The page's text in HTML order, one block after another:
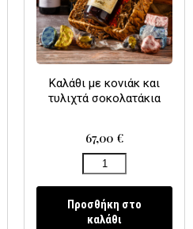
Καλάθι με κονιάκ και
τυλιχτά σοκολατάκια
67,00 €
Προσθήκη στο
καλάθι